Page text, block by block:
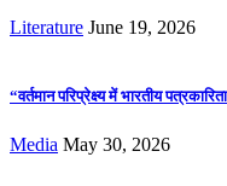
Literature June 19, 2026
“वर्तमान परिप्रेक्ष्य में भारतीय
Media May 30, 2026